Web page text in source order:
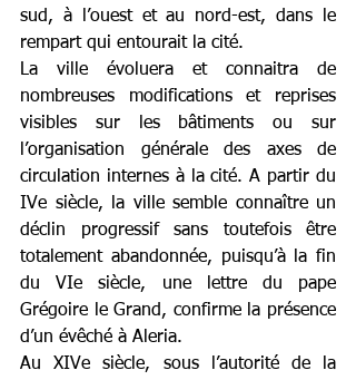
sud, à l’ouest et au nord-est, dans le
rempart qui entourait la cité.
La ville évoluera et connaitra de
nombreuses modifications et reprises
visibles sur les bâtiments ou sur
l’organisation générale des axes de
circulation internes à la cité. A partir du
IVe siècle, la ville semble connaître un
déclin progressif sans toutefois être
totalement abandonnée, puisqu’à la fin
du VIe siècle, une lettre du pape
Grégoire le Grand, confirme la présence
d’un évêché à Aleria.
Au XIVe siècle, sous l’autorité de la